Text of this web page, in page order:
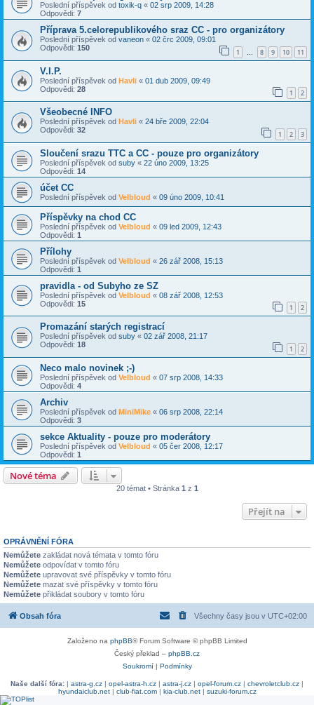
Poslední příspěvek od toxik-q « 02 srp 2009, 14:28
Odpovědi: 7
Příprava 5.celorepublikového sraz CC - pro organizátory
Poslední příspěvek od vaneon « 02 črc 2009, 09:01
Odpovědi: 150 1 … 8 9 10 11
V.I.P.
Poslední příspěvek od Havli « 01 dub 2009, 09:49
Odpovědi: 28 1 2
Všeobecné INFO
Poslední příspěvek od Havli « 24 bře 2009, 22:04
Odpovědi: 32 1 2 3
Sloučení srazu TTC a CC - pouze pro organizátory
Poslední příspěvek od suby « 22 úno 2009, 13:25
Odpovědi: 14
účet CC
Poslední příspěvek od Velbloud « 09 úno 2009, 10:41
Příspěvky na chod CC
Poslední příspěvek od Velbloud « 09 led 2009, 12:43
Odpovědi: 1
Přílohy
Poslední příspěvek od Velbloud « 26 zář 2008, 15:13
Odpovědi: 1
pravidla - od Subyho ze SZ
Poslední příspěvek od Velbloud « 08 zář 2008, 12:53
Odpovědi: 15 1 2
Promazání starých registrací
Poslední příspěvek od suby « 02 zář 2008, 21:17
Odpovědi: 18 1 2
Neco malo novinek ;-)
Poslední příspěvek od Velbloud « 07 srp 2008, 14:33
Odpovědi: 4
Archiv
Poslední příspěvek od MiniMike « 06 srp 2008, 22:14
Odpovědi: 3
sekce Aktuality - pouze pro moderátory
Poslední příspěvek od Velbloud « 05 čer 2008, 12:17
Odpovědi: 1
Nové téma
20 témat • Stránka 1 z 1
Přejít na
OPRÁVNĚNÍ FÓRA
Nemůžete zakládat nová témata v tomto fóru
Nemůžete odpovídat v tomto fóru
Nemůžete upravovat své příspěvky v tomto fóru
Nemůžete mazat své příspěvky v tomto fóru
Nemůžete přikládat soubory v tomto fóru
Obsah fóra Všechny časy jsou v UTC+02:00
Založeno na phpBB® Forum Software © phpBB Limited
Český překlad – phpBB.cz
Soukromí| Podmínky
Naše další fóra: | astra-g.cz | opel-astra-h.cz | astra-j.cz | opel-forum.cz | chevroletclub.cz |
hyundaiclub.net| club-fiat.com| kia-club.net| suzuki-forum.cz